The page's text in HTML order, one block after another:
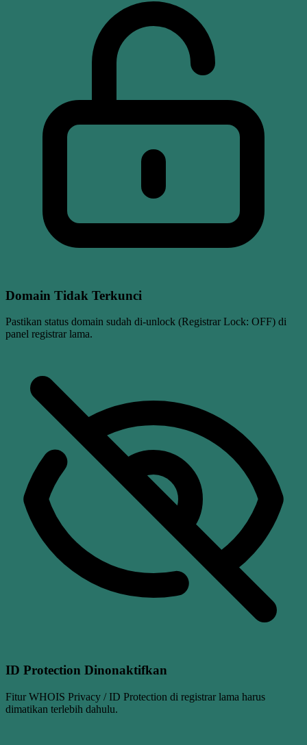
Domain Tidak Terkunci
Pastikan status domain sudah di-unlock (Registrar Lock: OFF) di
panel registrar lama.
ID Protection Dinonaktifkan
Fitur WHOIS Privacy / ID Protection di registrar lama harus
dimatikan terlebih dahulu.